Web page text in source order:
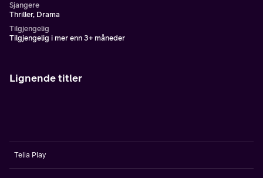
Sjangere
Thriller, Drama
Tilgjengelig
Tilgjengelig i mer enn 3+ måneder
Lignende titler
Telia Play